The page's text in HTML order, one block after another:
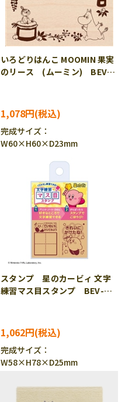
いろどりはんこ MOOMIN 果実
のリース (ムーミン) BEV-
1,078円
完成サイズ：
W60×H60×D23mm
スタンプ 星のカービィ 文字
練習マス目スタンプ BEV-
1,062円
完成サイズ：
W58×H78×D25mm